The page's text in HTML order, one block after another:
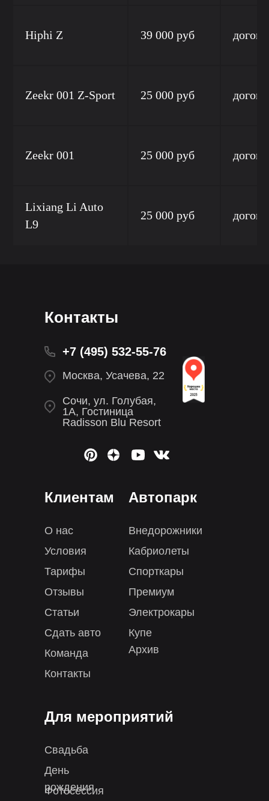
Hiphi Z 39 000 руб
Zeekr 001 Z-Sport 25 000 руб
Zeekr 001 25 000 руб
Lixiang Li Auto
L9
25 000 руб
Клиентам
О нас
Условия
Тарифы
Отзывы
Статьи
Контакты
Автопарк
Внедорожники
Кабриолеты
Спорткары
Премиум
Электрокары
Купе
Архив
Для мероприятий
Свадьба
День
рождения
Фотосессия
Контакты
+7 (495) 532-55-76
Москва, Усачева, 22
Сочи, ул. Голубая,
1А, Гостиница
Radisson Blu Resort
Сдать авто
Команда